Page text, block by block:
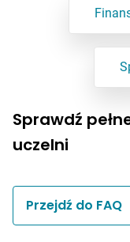
Sprawdź
uczelni
Przejdź do FAQ